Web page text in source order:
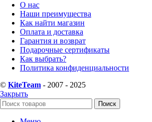
О нас
Наши преимущества
Как найти магазин
Оплата и доставка
Гарантия и возврат
Подарочные сертификаты
Как выбрать?
Политика конфиденциальности
© KiteTeam - 2007 - 2025
Закрыть
Поиск